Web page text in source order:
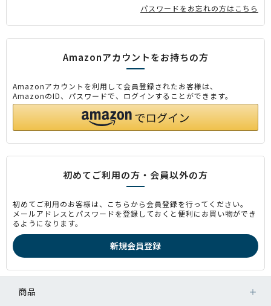
パスワードをお忘れの方はこちら
Amazonアカウントをお持ちの方
Amazonアカウントを利用して会員登録されたお客様は、
AmazonのID、パスワードで、ログインすることができます。
初めてご利用の方・会員以外の方
初めてご利用のお客様は、こちらから会員登録を行ってください。
メールアドレスとパスワードを登録しておくと便利にお買い物ができ
るようになります。
商品